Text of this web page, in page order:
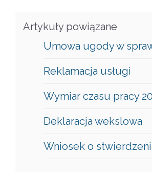
Artykuły powiązane
Umowa ugody w
Reklamacja usługi
Wymiar czasu pracy
Deklaracja wekslowa
Wniosek o